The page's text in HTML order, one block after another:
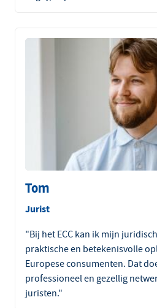
Tom
Jurist
"Bij het ECC kan ik mijn
praktische en betekenisvolle
Europese consumenten. Dat
professioneel en gezellig
juristen."